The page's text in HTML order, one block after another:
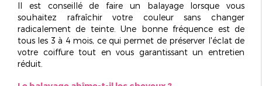
Il est conseillé de faire un balayage lorsque vous
souhaitez rafraîchir votre couleur sans changer
radicalement de teinte. Une bonne fréquence est de
tous les 3 à 4 mois, ce qui permet de préserver l'éclat de
votre coiffure tout en vous garantissant un entretien
réduit.